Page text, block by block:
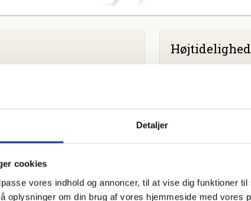
Detaljer
cookies
vores indhold og annoncer, til at vise dig funktioner
oplysninger om din brug af vores hjemmeside med vores